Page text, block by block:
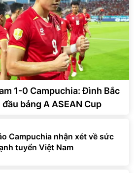
1-0 Campuchia: Đình Bắc
bảng A ASEAN Cup
Campuchia nhận xét về sức
tuyển Việt Nam